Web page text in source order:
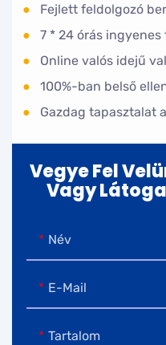
●
Fejlett feldolgozó
●
7 * 24 órás
●
Online valós idejű
●
100%-ban belső
●
Gazdag tapasztalat
Vegye Fel
Vagy
Név
E-Mail
Tartalom